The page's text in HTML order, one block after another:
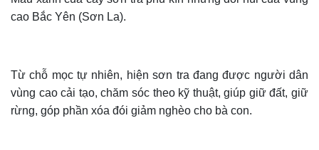
cao Bắc Yên (Sơn La).
Từ chỗ mọc tự nhiên, hiện sơn tra đang được người dân
vùng cao cải tạo, chăm sóc theo kỹ thuật, giúp giữ đất, giữ
rừng, góp phần xóa đói giảm nghèo cho bà con.